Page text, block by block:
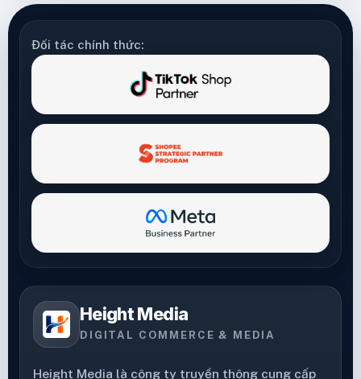
Đối tác chính thức:
Height Media
DIGITAL COMMERCE & MEDIA
Height Media là công ty truyền thông cung cấp